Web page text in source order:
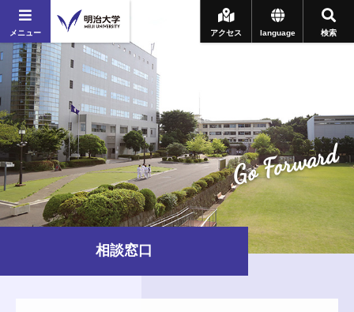
メニュー 検索
language
アクセス
Go Forward
相談窓口